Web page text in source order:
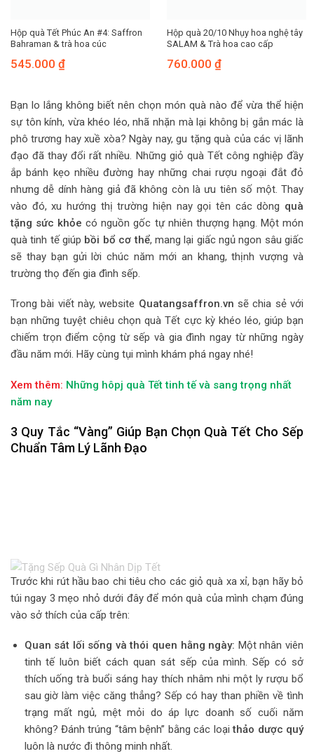
Hộp quà Tết Phúc An #4: Saffron
Bahraman & trà hoa cúc
545.000 ₫
Hộp quà 20/10 Nhụy hoa nghệ tây
SALAM & Trà hoa cao cấp
760.000 ₫
Bạn lo lắng không biết nên chọn món quà nào để vừa thể hiện
sự tôn kính, vừa khéo léo, nhã nhặn mà lại không bị gắn mác là
phô trương hay xuề xòa? Ngày nay, gu tặng quà của các vị lãnh
đạo đã thay đổi rất nhiều. Những giỏ quà Tết công nghiệp đầy
ắp bánh kẹo nhiều đường hay những chai rượu ngoại đắt đỏ
nhưng dễ dính hàng giả đã không còn là ưu tiên số một. Thay
vào đó, xu hướng thị trường hiện nay gọi tên các dòng quà
tặng sức khỏe có nguồn gốc tự nhiên thượng hạng. Một món
quà tinh tế giúp bồi bổ cơ thể, mang lại giấc ngủ ngon sâu giấc
sẽ thay bạn gửi lời chúc năm mới an khang, thịnh vượng và
trường thọ đến gia đình sếp.
Trong bài viết này, website Quatangsaffron.vn sẽ chia sẻ với
bạn những tuyệt chiêu chọn quà Tết cực kỳ khéo léo, giúp bạn
chiếm trọn điểm cộng từ sếp và gia đình ngay từ những ngày
đầu năm mới. Hãy cùng tụi mình khám phá ngay nhé!
Xem thêm: Những hôpj quà Tết tinh tế và sang trọng nhất
năm nay
3 Quy Tắc “Vàng” Giúp Bạn Chọn Quà Tết Cho Sếp
Chuẩn Tâm Lý Lãnh Đạo
Trước khi rút hầu bao chi tiêu cho các giỏ quà xa xỉ, bạn hãy bỏ
túi ngay 3 mẹo nhỏ dưới đây để món quà của mình chạm đúng
vào sở thích của cấp trên:
Quan sát lối sống và thói quen hằng ngày: Một nhân viên
tinh tế luôn biết cách quan sát sếp của mình. Sếp có sở
thích uống trà buổi sáng hay thích nhâm nhi một ly rượu bổ
sau giờ làm việc căng thẳng? Sếp có hay than phiền về tình
trạng mất ngủ, mệt mỏi do áp lực doanh số cuối năm
không? Đánh trúng “tâm bệnh” bằng các loạithảo dược quý
luôn là nước đi thông minh nhất.